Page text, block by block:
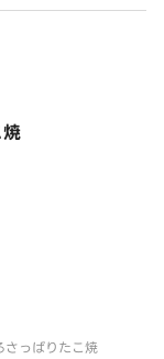
さっぱりたこ焼